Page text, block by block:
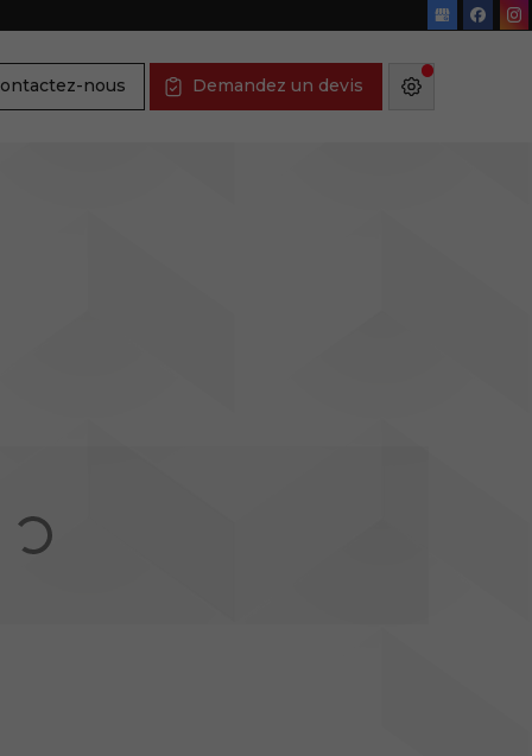
nous Demandez un devis